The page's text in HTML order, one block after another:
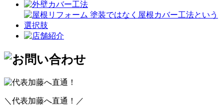
＼代表加藤へ直通！／